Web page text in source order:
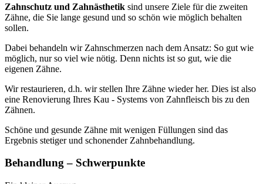
Zahnschutz und Zahnästhetik sind unsere Ziele für die zweiten
Zähne, die Sie lange gesund und so schön wie möglich behalten
sollen.
Dabei behandeln wir Zahnschmerzen nach dem Ansatz: So gut wie
möglich, nur so viel wie nötig. Denn nichts ist so gut, wie die
eigenen Zähne.
Wir restaurieren, d.h. wir stellen Ihre Zähne wieder her. Dies ist also
eine Renovierung Ihres Kau - Systems von Zahnfleisch bis zu den
Zähnen.
Schöne und gesunde Zähne mit wenigen Füllungen sind das
Ergebnis stetiger und schonender Zahnbehandlung.
Behandlung – Schwerpunkte